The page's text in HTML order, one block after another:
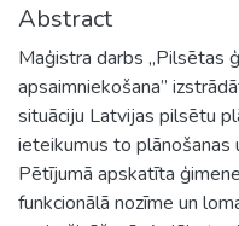
Abstract
Maģistra darbs „Pilsētas
apsaimniekošana”
situāciju Latvijas pilsētu
ieteikumus to plānošanas
Pētījumā apskatīta
funkcionālā nozīme un